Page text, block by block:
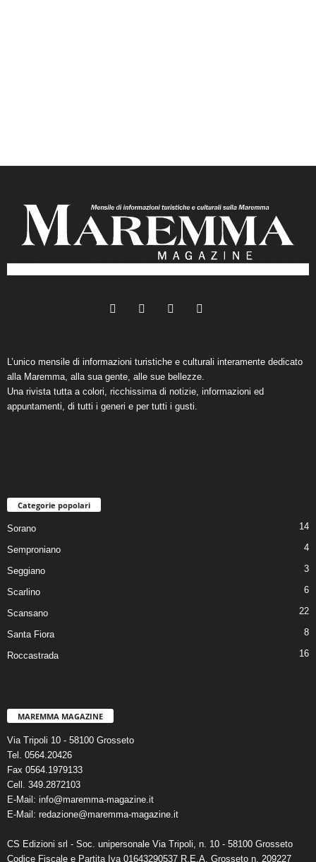
L’unico mensile di informazioni turistiche e culturali interamente dedicato
alla Maremma, alla sua gente, alle sue bellezze.
Una rivista tutta a colori, ricchissima di notizie, informazioni ed
appuntamenti, di tutti i generi e per tutti i gusti.
Categorie popolari
Sorano 14
Semproniano 4
Seggiano 3
Scarlino 6
Scansano 22
Santa Fiora 8
Roccastrada 16
MAREMMA MAGAZINE
Via Tripoli 10 - 58100 Grosseto
Tel. 0564.20426
Fax 0564.1979133
Cell. 349.2872103
E-Mail: info@maremma-magazine.it
E-Mail: redazione@maremma-magazine.it
CS Edizioni srl - Soc. unipersonale Via Tripoli, n. 10 - 58100 Grosseto
Codice Fiscale e Partita Iva 01643290537 R.E.A. Grosseto n. 209227